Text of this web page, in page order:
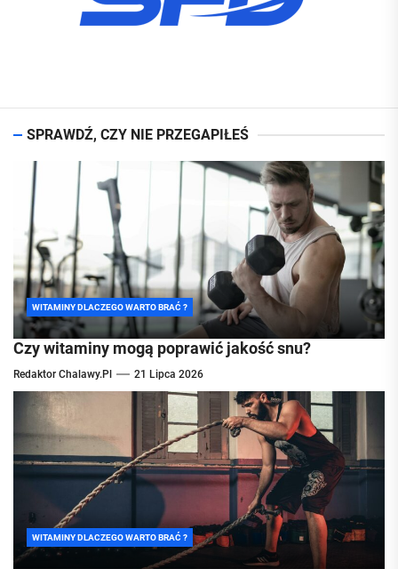
SPRAWDŹ, CZY NIE PRZEGAPIŁEŚ
WITAMINY DLACZEGO WARTO BRAĆ ?
Czy witaminy mogą poprawić jakość snu?
Redaktor Chalawy.pl 21 Lipca 2026
WITAMINY DLACZEGO WARTO BRAĆ ?